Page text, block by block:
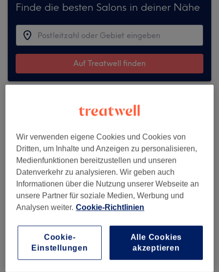
Finde die besten Salons in deiner Nähe
Auf Treatwell finden
King-cut
30 reviews
Wir verwenden eigene Cookies und Cookies von
Dritten, um Inhalte und Anzeigen zu personalisieren,
Medienfunktionen bereitzustellen und unseren
Datenverkehr zu analysieren. Wir geben auch
Informationen über die Nutzung unserer Webseite an
unsere Partner für soziale Medien, Werbung und
Analysen weiter. Cookie-Richtlinien
Cookie-
Einstellungen
Alle Cookies
akzeptieren